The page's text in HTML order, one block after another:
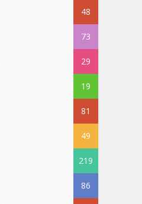
48
73
29
19
81
49
219
86